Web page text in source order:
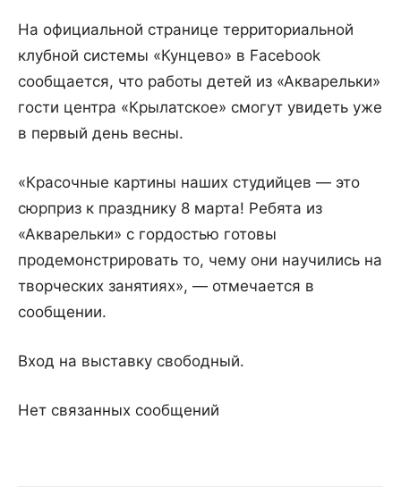
На официальной странице территориальной
клубной системы «Кунцево» в Facebook
сообщается, что работы детей из «Акварельки»
гости центра «Крылатское» смогут увидеть уже
в первый день весны.
«Красочные картины наших студийцев — это
сюрприз к празднику 8 марта! Ребята из
«Акварельки» с гордостью готовы
продемонстрировать то, чему они научились на
творческих занятиях», — отмечается в
сообщении.
Вход на выставку свободный.
Нет связанных сообщений